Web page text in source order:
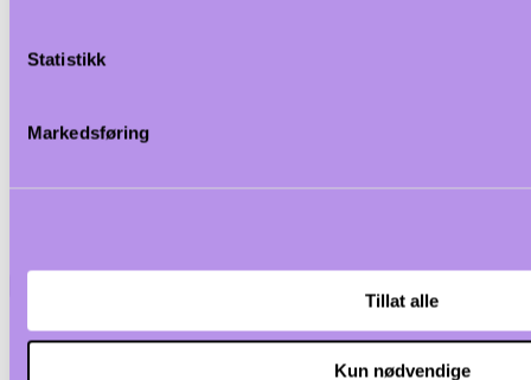
Statistikk
Markedsføring
Tillat alle
Kun nødvendige